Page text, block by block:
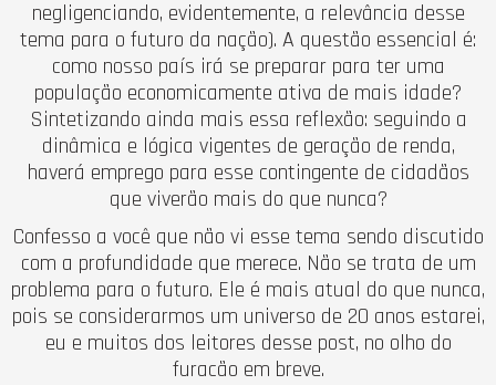
negligenciando, evidentemente, a relevância desse
tema para o futuro da nação). A questão essencial é:
como nosso país irá se preparar para ter uma
população economicamente ativa de mais idade?
Sintetizando ainda mais essa reflexão: seguindo a
dinâmica e lógica vigentes de geração de renda,
haverá emprego para esse contingente de cidadãos
que viverão mais do que nunca?
Confesso a você que não vi esse tema sendo discutido
com a profundidade que merece. Não se trata de um
problema para o futuro. Ele é mais atual do que nunca,
pois se considerarmos um universo de 20 anos estarei,
eu e muitos dos leitores desse post, no olho do
furacão em breve.